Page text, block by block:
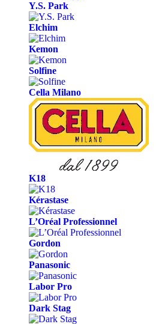
Y.S. Park
Elchim
Kemon
Solfine
Cella Milano
K18
Kérastase
L’Oréal Professionnel
Gordon
Panasonic
Labor Pro
Dark Stag